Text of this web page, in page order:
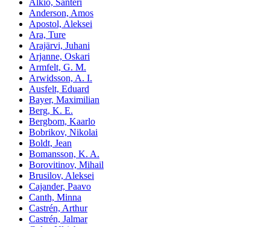
Alkio, Santeri
Anderson, Amos
Apostol, Aleksei
Ara, Ture
Arajärvi, Juhani
Arjanne, Oskari
Armfelt, G. M.
Arwidsson, A. I.
Ausfelt, Eduard
Bayer, Maximilian
Berg, K. E.
Bergbom, Kaarlo
Bobrikov, Nikolai
Boldt, Jean
Bomansson, K. A.
Borovitinov, Mihail
Brusilov, Aleksei
Cajander, Paavo
Canth, Minna
Castrén, Arthur
Castrén, Jalmar